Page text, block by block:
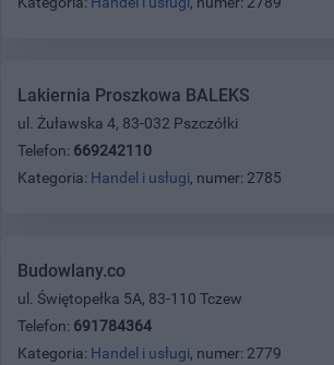
Lakiernia Proszkowa BALEKS
ul. Żuławska 4, 83-032 Pszczółki
Telefon: 669242110
Kategoria: Handel i usługi, numer: 2785
Budowlany.co
ul. Świętopełka 5A, 83-110 Tczew
Telefon: 691784364
Kategoria: Handel i usługi, numer: 2779